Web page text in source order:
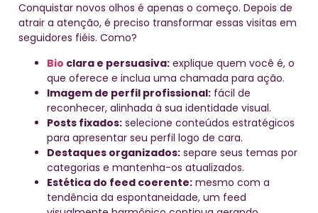
Conquistar novos olhos é apenas o começo. Depois de
atrair a atenção, é preciso transformar essas visitas em
seguidores fiéis. Como?
Bio clara e persuasiva: explique quem você é, o
que oferece e inclua uma chamada para ação.
Imagem de perfil profissional: fácil de
reconhecer, alinhada à sua identidade visual.
Posts fixados: selecione conteúdos estratégicos
para apresentar seu perfil logo de cara.
Destaques organizados: separe seus temas por
categorias e mantenha-os atualizados.
Estética do feed coerente: mesmo com a
tendência da espontaneidade, um feed